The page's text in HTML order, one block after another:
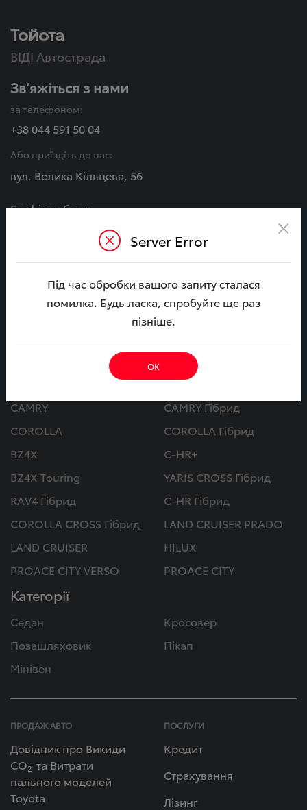
Тойота
ВІДІ Автострада
Зв’яжіться з нами
за телефоном:
+38 044 591 50 04
Або приїздіть до нас:
вул. Велика Кільцева, 56
Графік роботи:
Нд:
09:00 - 18:00
МИ В СОЦ. МЕРЕЖАХ
CAMRY
CAMRY Гібрид
COROLLA
COROLLA Гібрид
BZ4X
C-HR+
BZ4X Touring
YARIS CROSS Гібрид
RAV4 Гібрид
C-HR Гібрид
COROLLA CROSS Гібрид
LAND CRUISER PRADO
LAND CRUISER
HILUX
PROACE CITY VERSO
PROACE CITY
Категорії
Седан
Кросовер
Позашляховик
Пікап
Мінівен
ПРОДАЖ АВТО
Довідник про Викиди
СО2 та Витрати
пального моделей
Toyota
ПОСЛУГИ
Кредит
Страхування
Лізинг
Server Error ×
Під час обробки вашого запиту сталася
помилка. Будь ласка, спробуйте ще раз
пізніше.
ОК